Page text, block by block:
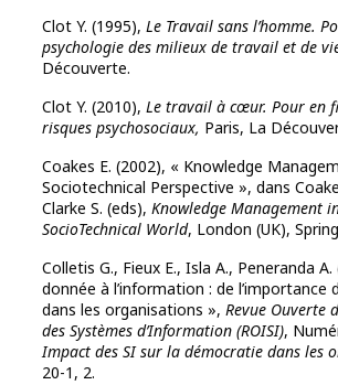
Clot Y. (1995), Le Travail sans l’homme.
psychologie des milieux de travail et de
Découverte.
Clot Y. (2010), Le travail à cœur. Pour en
risques psychosociaux, Paris, La
Coakes E. (2002), « Knowledge
Sociotechnical Perspective », dans
Clarke S. (eds), Knowledge Management
SocioTechnical World, London (UK),
Colletis G., Fieux E., Isla A., Peneranda
donnée à l’information : de l’importance
dans les organisations », Revue Ouverte
des Systèmes d’Information (ROISI),
Impact des SI sur la démocratie dans les
20-1, 2.